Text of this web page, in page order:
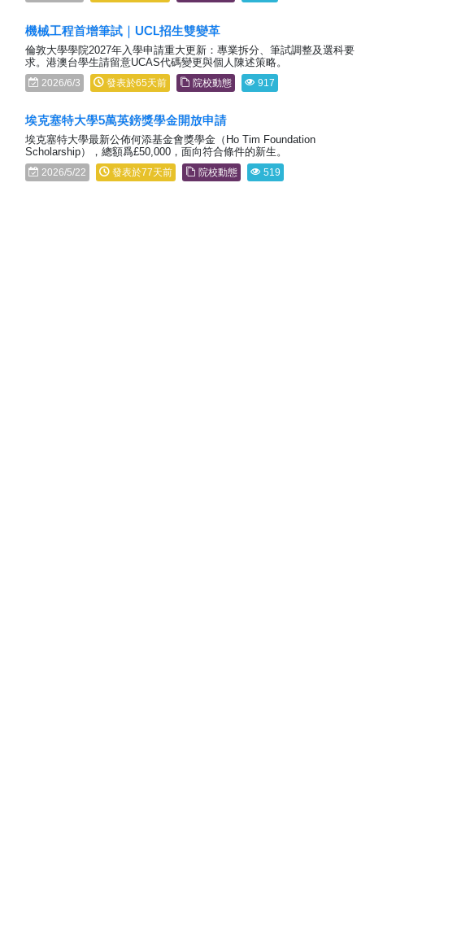
機械工程首增筆試｜UCL招生雙變革
倫敦大學學院2027年入學申請重大更新：專業拆分、筆試調整及選科要
求。港澳台學生請留意UCAS代碼變更與個人陳述策略。
2026/6/3 發表於65天前 院校動態 917
埃克塞特大學5萬英鎊獎學金開放申請
埃克塞特大學最新公佈何添基金會獎學金（Ho Tim Foundation
Scholarship），總額爲£50,000，面向符合條件的新生。
2026/5/22 發表於77天前 院校動態 519